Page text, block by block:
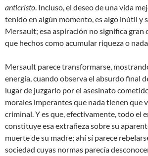
anticristo. Incluso, el deseo de una vida
tenido en algún momento, es algo inútil y
Mersault; esa aspiración no significa gran
que hechos como acumular riqueza o
Mersault parece transformarse,
energía, cuando observa el absurdo final
lugar de juzgarlo por el asesinato
morales imperantes que nada tienen que
criminal. Y es que, efectivamente, todo el
constituye esa extrañeza sobre su
muerte de su madre; ahí sí parece
sociedad cuyas normas parecía